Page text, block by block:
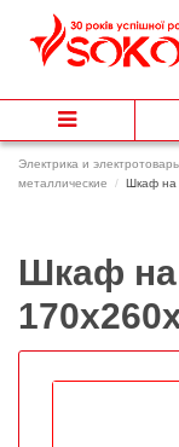
Электрика и
металлические
Шкаф на
Шкаф на